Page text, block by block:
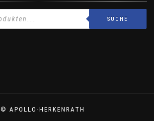
SUCHE
© APOLLO-HERKENRATH